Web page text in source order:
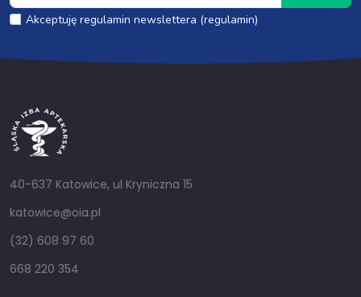
Akceptuję regulamin newslettera (regulamin)
40-637 Katowice, ul Kryniczna 15
katowice@oia.pl
(32) 608 97 60
668 220 354